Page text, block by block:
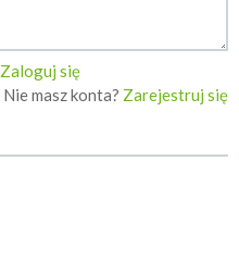
Zaloguj się
Nie masz konta? Zarejestruj się